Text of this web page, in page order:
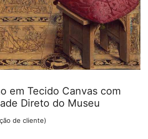
em Tecido Canvas com
Direto do Museu
de cliente)